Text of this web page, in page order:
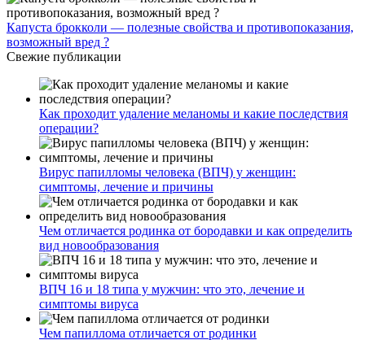
Капуста брокколи — полезные свойства и противопоказания,
возможный вред ?
Свежие публикации
Как проходит удаление меланомы и какие последствия
операции?
Вирус папилломы человека (ВПЧ) у женщин:
симптомы, лечение и причины
Чем отличается родинка от бородавки и как определить
вид новообразования
ВПЧ 16 и 18 типа у мужчин: что это, лечение и
симптомы вируса
Чем папиллома отличается от родинки